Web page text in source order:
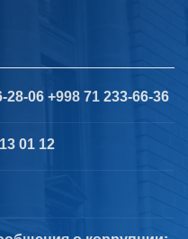
06 +998 71 233-66-36
01 12